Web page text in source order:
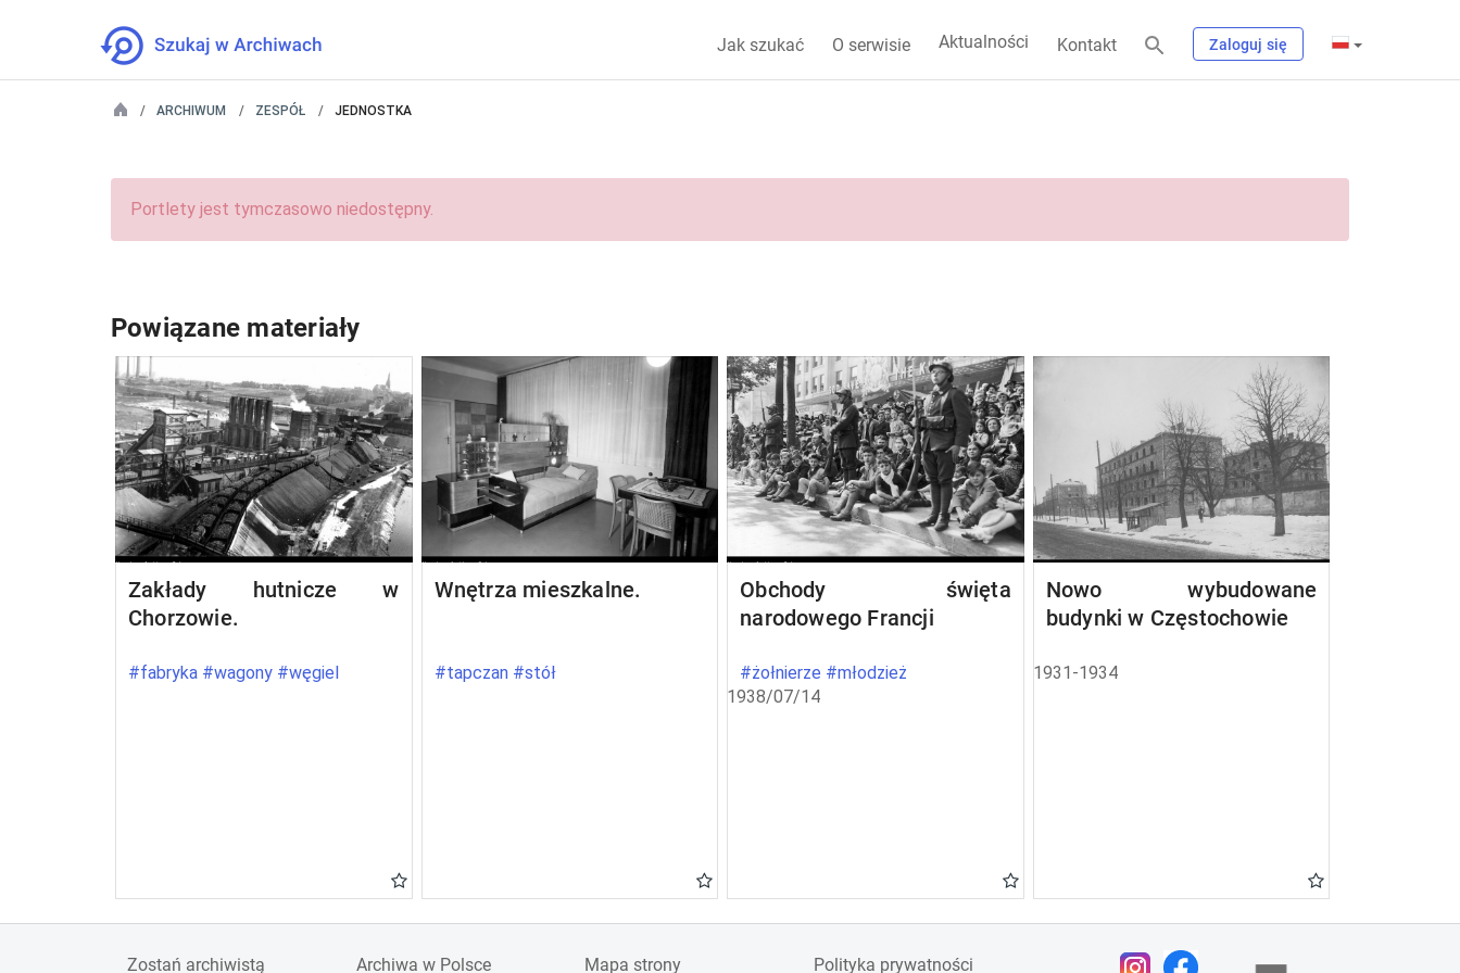
Jak szukać O serwisie Aktualności Kontakt Zaloguj się
ARCHIWUM ZESPÓŁ JEDNOSTKA
Portlety jest tymczasowo niedostępny.
Powiązane materiały
Zakłady hutnicze w
Chorzowie.
#fabryka #wagony #węgiel
Wnętrza mieszkalne.
#tapczan #stół
Obchody święta
narodowego Francji
#żołnierze #młodzież
1938/07/14
Nowo wybudowane
budynki w Częstochowie
1931-1934
Zostań archiwistą Archiwa w Polsce Mapa strony Polityka prywatności